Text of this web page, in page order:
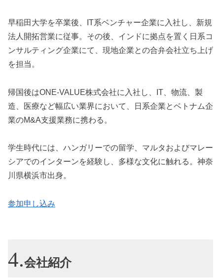
早稲田大学を卒業後、IT系ベンチャー企業に入社し、新規
法人開拓営業に従事。その後、インドに拠点を置く日系コ
ンサルティング企業にて、現地企業との合弁会社立ち上げ
を担当。
帰国後はONE-VALUE株式会社に入社し、IT、物流、製
造、医療など幅広い業界において、日系企業とベトナム企
業のM&A支援業務に携わる。
学生時代には、ハンガリーでの留学、マルタおよびマレー
シアでのインターンを経験し、多様な文化に触れる。神奈
川県横浜市出身。
参加申し込み
会社紹介